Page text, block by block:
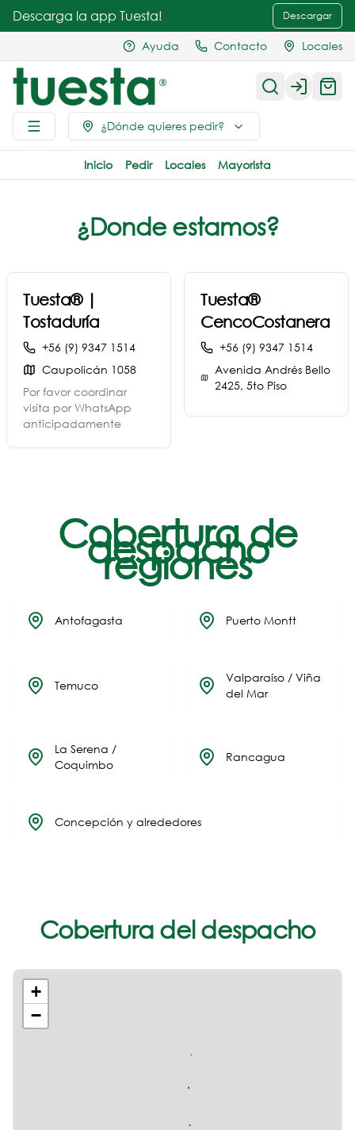
Descarga la app Tuesta! Descargar
Ayuda Contacto Locales
Login
¿Dónde quieres pedir?
Inicio Pedir Locales Mayorista
¿Donde estamos?
Tuesta® |
Tostaduría
+56 (9) 9347 1514
Caupolicán 1058
Por favor coordinar
visita por WhatsApp
anticipadamente
Tuesta®
CencoCostanera
+56 (9) 9347 1514
Avenida Andrés Bello
2425, 5to Piso
Cobertura de
despacho
regiones
Antofagasta Puerto Montt
Temuco
Valparaíso / Viña
del Mar
La Serena /
Coquimbo
Rancagua
Concepción y alrededores
Cobertura del despacho
+
−